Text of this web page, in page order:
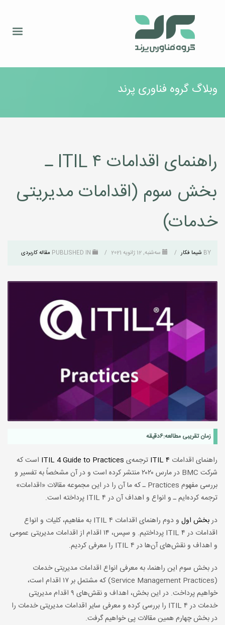
وبلاگ گروه فناوری پرند
راهنمای اقدامات ITIL ۴ ـ
بخش سوم (اقدامات مدیریتی
خدمات)
BY شیما فکار / سه‌شنبه, 12 ژانویه 2021 / مقاله کاربردی
زمان تقریبی مطالعه:6دقیقه
راهنمای اقدامات ITIL ۴ ترجمه‌ی ITIL 4 Guide to Practices است که
شرکت BMC در مارس ۲۰۲۰ منتشر کرده است و در آن مشخصاً به تفسیر و
بررسی مفهوم Practices ـ که ما آن را در این مجموعه مقالات «اقدامات»
ترجمه کرده‌ایم ـ و انواع و اهداف آن در ITIL ۴ پرداخته است.
دربخش اول
و دوم راهنمای اقدامات ITIL ۴ به مفاهیم، کلیات و انواع
اقدامات در ITIL ۴ پرداختیم. و سپس، ۱۴ اقدام از اقدامات مدیریتی عمومی
و اهداف و نقش‌های آن‌ها در ITIL ۴ را معرفی کردیم.
در بخش سوم این راهنما، به معرفی انواع اقدامات مدیریتی خدمات
(Service Management Practices) که مشتمل بر ۱۷ اقدام است،
خواهیم پرداخت. در این بخش، اهداف و نقش‌های ۹ اقدام مدیریتی
خدمات در ITIL ۴ را بررسی کرده و معرفی سایر اقدامات مدیریتی خدمات را
در بخش چهارم همین مقالات پی خواهیم گرفت.